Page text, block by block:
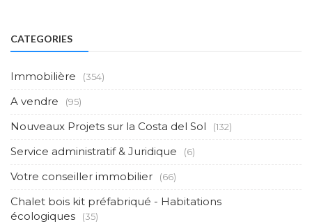
CATEGORIES
Immobilière (354)
A vendre (95)
Nouveaux Projets sur la Costa del Sol (132)
Service administratif & Juridique (6)
Votre conseiller immobilier (66)
Chalet bois kit préfabriqué - Habitations
écologiques
(35)